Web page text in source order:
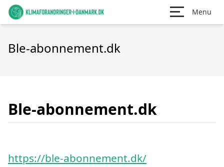
Menu
Ble-abonnement.dk
Ble-abonnement.dk
https://ble-abonnement.dk/